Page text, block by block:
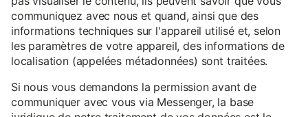
communiquez avec nous et quand, ainsi que des
informations techniques sur l'appareil utilisé et, selon
les paramètres de votre appareil, des informations de
localisation (appelées métadonnées) sont traitées.
Si nous vous demandons la permission avant de
communiquer avec vous via Messenger, la base